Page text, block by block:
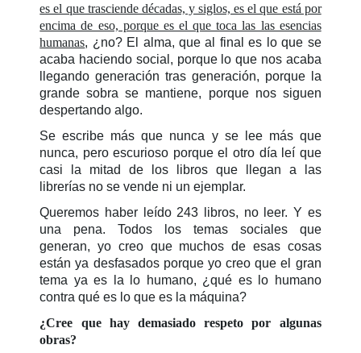
es el que trasciende décadas, y siglos, es el que está por
encima de eso, porque es el que toca las las esencias
humanas, ¿no? El alma, que al final es lo que se
acaba haciendo social, porque lo que nos acaba
llegando generación tras generación, porque la
grande sobra se mantiene, porque nos siguen
despertando algo.
Se escribe más que nunca y se lee más que
nunca, pero escurioso porque el otro día leí que
casi la mitad de los libros que llegan a las
librerías no se vende ni un ejemplar.
Queremos haber leído 243 libros, no leer. Y es
una pena. Todos los temas sociales que
generan, yo creo que muchos de esas cosas
están ya desfasados porque yo creo que el gran
tema ya es la lo humano, ¿qué es lo humano
contra qué es lo que es la máquina?
¿Cree que hay demasiado respeto por algunas
obras?